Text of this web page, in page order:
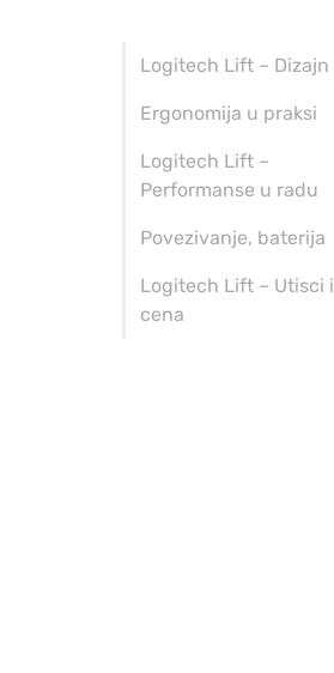
Logitech Lift – Dizajn
Ergonomija u praksi
Logitech Lift –
Performanse u radu
Povezivanje, baterija
Logitech Lift – Utisci i
cena